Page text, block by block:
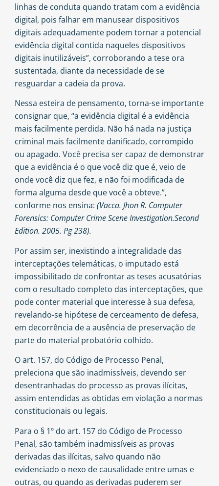
linhas de conduta quando tratam com a evidência
digital, pois falhar em manusear dispositivos
digitais adequadamente podem tornar a potencial
evidência digital contida naqueles dispositivos
digitais inutilizáveis”, corroborando a tese ora
sustentada, diante da necessidade de se
resguardar a cadeia da prova.
Nessa esteira de pensamento, torna-se importante
consignar que, “a evidência digital é a evidência
mais facilmente perdida. Não há nada na justiça
criminal mais facilmente danificado, corrompido
ou apagado. Você precisa ser capaz de demonstrar
que a evidência é o que você diz que é, veio de
onde você diz que fez, e não foi modificada de
forma alguma desde que você a obteve.”,
conforme nos ensina: (Vacca. Jhon R. Computer
Forensics: Computer Crime Scene Investigation.Second
Edition. 2005. Pg 238).
Por assim ser, inexistindo a integralidade das
interceptações telemáticas, o imputado está
impossibilitado de confrontar as teses acusatórias
com o resultado completo das interceptações, que
pode conter material que interesse à sua defesa,
revelando-se hipótese de cerceamento de defesa,
em decorrência de a ausência de preservação de
parte do material probatório colhido.
O art. 157, do Código de Processo Penal,
preleciona que são inadmissíveis, devendo ser
desentranhadas do processo as provas ilícitas,
assim entendidas as obtidas em violação a normas
constitucionais ou legais.
Para o § 1º do art. 157 do Código de Processo
Penal, são também inadmissíveis as provas
derivadas das ilícitas, salvo quando não
evidenciado o nexo de causalidade entre umas e
outras, ou quando as derivadas puderem ser